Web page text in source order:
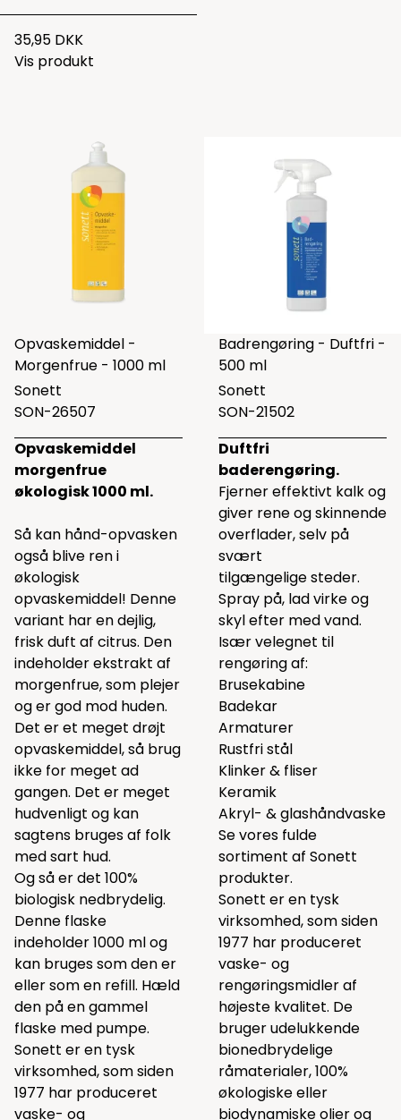
35,95 DKK
Vis produkt
Opvaskemiddel -
Morgenfrue - 1000 ml
Sonett
SON-26507
Opvaskemiddel
morgenfrue
økologisk 1000 ml.
Så kan hånd-opvasken
også blive ren i
økologisk
opvaskemiddel! Denne
variant har en dejlig,
frisk duft af citrus. Den
indeholder ekstrakt af
morgenfrue, som plejer
og er god mod huden.
Det er et meget drøjt
opvaskemiddel, så brug
ikke for meget ad
gangen. Det er meget
hudvenligt og kan
sagtens bruges af folk
med sart hud.
Og så er det 100%
biologisk nedbrydelig.
Denne flaske
indeholder 1000 ml og
kan bruges som den er
eller som en refill. Hæld
den på en gammel
flaske med pumpe.
Sonett er en tysk
virksomhed, som siden
1977 har produceret
vaske- og
Badrengøring - Duftfri -
500 ml
Sonett
SON-21502
Duftfri
baderengøring.
Fjerner effektivt kalk og
giver rene og skinnende
overflader, selv på
svært
tilgængelige steder.
Spray på, lad virke og
skyl efter med vand.
Især velegnet til
rengøring af:
Brusekabine
Badekar
Armaturer
Rustfri stål
Klinker & fliser
Keramik
Akryl- & glashåndvaske
Se vores fulde
sortiment af Sonett
produkter.
Sonett er en tysk
virksomhed, som siden
1977 har produceret
vaske- og
rengøringsmidler af
højeste kvalitet. De
bruger udelukkende
bionedbrydelige
råmaterialer, 100%
økologiske eller
biodynamiske olier og